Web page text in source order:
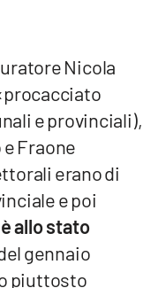
Nicola
e provinciali),
Fraone
erano di
e poi
allo stato
gennaio
piuttosto